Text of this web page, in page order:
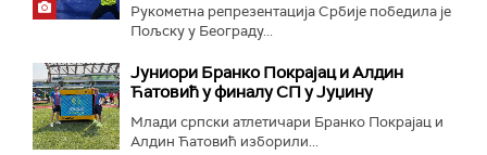
Рукометна репрезентација Србије победила је
Пољску у Београду...
Јуниори Бранко Покрајац и Алдин
Ћатовић у финалу СП у Јуџину
Млади српски атлетичари Бранко Покрајац и
Алдин Ћатовић изборили...